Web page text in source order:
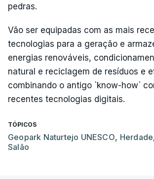
pedras.
Vão ser equipadas com as mais
tecnologias para a geração e
energias renováveis,
natural e reciclagem de resíduos e
combinando o antigo `know-how`
recentes tecnologias digitais.
TÓPICOS
Geopark Naturtejo UNESCO, Herdade
Salão